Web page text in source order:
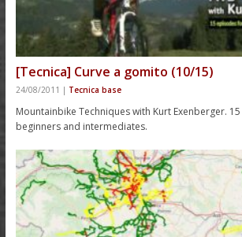
[Tecnica] Curve a gomito (10/15)
24/08/2011 | Tecnica base
Mountainbike Techniques with Kurt Exenberger.
beginners and intermediates.